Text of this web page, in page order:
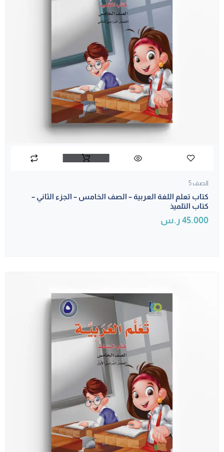
الصف 5
كتاب تعلم اللغة العربية – الصف الخامس – الجزء الثاني –
كتاب التلميذ
45.000 ر.س